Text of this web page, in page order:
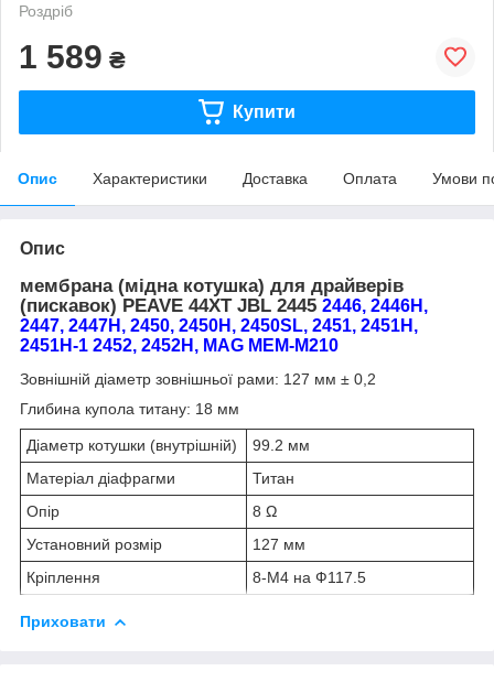
Роздріб
1 589 ₴
Купити
Опис Характеристики Доставка Оплата Умови
Опис
мембрана (мідна котушка) для драйверів
(пискавок) PEAVE 44XT JBL 2445 2446, 2446H,
2447, 2447H, 2450, 2450H, 2450SL, 2451, 2451H,
2451H-1 2452, 2452H, MAG MEM-M210
Зовнішній діаметр зовнішньої рами: 127 мм ± 0,2
Глибина купола титану: 18 мм
Діаметр котушки (внутрішній)
99.2 мм
Матеріал діафрагми
Титан
Опір
8 Ω
Установний розмір
127 мм
Кріплення
8-M4 на Ф117.5
Приховати